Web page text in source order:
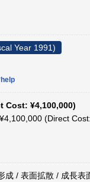
Year 1991)
Cost: ¥4,100,000)
(Direct
成 / 表面拡散 / 成長表